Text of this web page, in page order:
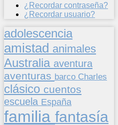
¿Recordar contraseña?
¿Recordar usuario?
adolescencia
amistad animales
Australia aventura
aventuras barco Charles
clásico cuentos
escuela España
familia fantasía